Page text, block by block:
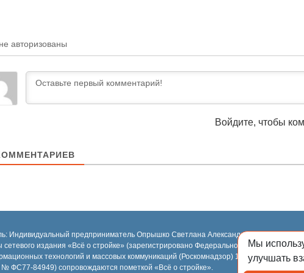
авторизованы
Войдите, чтобы
Индивидуальный предприниматель Опрышко Светлана Александровна, 2018-
издания «Всё о стройке» (зарегистрировано Федеральной службой по
технологий и массовых коммуникаций (Роскомнадзор) 13.03.2023 за
ФС77-84949) сопровождаются пометкой «Всё о стройке».
Мы
улучшать